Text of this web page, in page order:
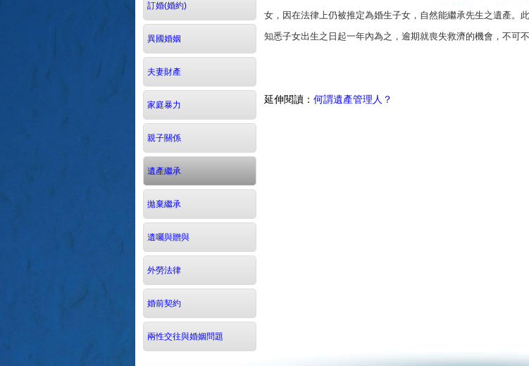
訂婚(婚約)
異國婚姻
夫妻財產
家庭暴力
親子關係
遺產繼承
拋棄繼承
遺囑與贈與
外勞法律
婚前契約
兩性交往與婚姻問題
女，因在法律上仍被推定為婚生子女，自然能繼承先生之遺產。
知悉子女出生之日起一年內為之，逾期就喪失救濟的機會，不可不
延伸閱讀： 何謂遺產管理人？